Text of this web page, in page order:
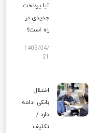
آیا پرداخت
جدیدی در
راه است؟
1405/04/
اختلال
بانکی ادامه
دارد /
تکلیف